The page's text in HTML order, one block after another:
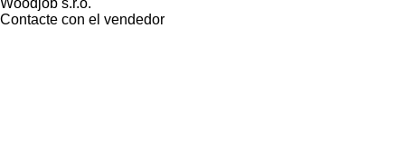
Woodjob s.r.o.
Contacte con el vendedor